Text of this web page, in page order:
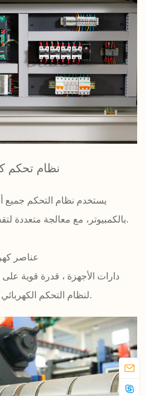
نظام تحكم
يستخدم نظام التحكم جميع
بالكمبيوتر، مع معالجة متعددة لتقسيم وحدة المعالجة المركزية.
2.عناصر
لنظام التحكم الكهربائي تشغيل موثوق به وثبات عالي.